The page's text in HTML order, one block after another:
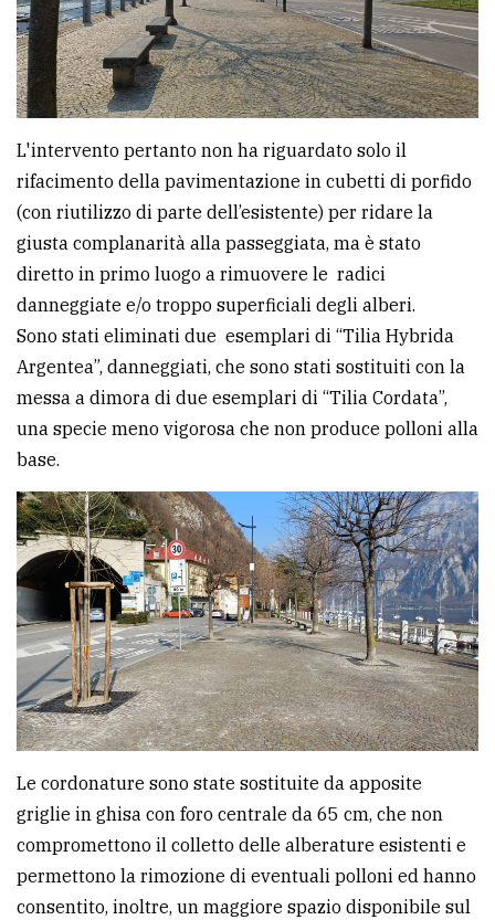
PRIVACY
Privacy
policy
Cookie
policy
L'intervento pertanto non ha riguardato solo il
rifacimento della pavimentazione in cubetti di porfido
(con riutilizzo di parte dell’esistente) per ridare la
giusta complanarità alla passeggiata, ma è stato
diretto in primo luogo a rimuovere le radici
danneggiate e/o troppo superficiali degli alberi.
Sono stati eliminati due esemplari di “Tilia Hybrida
Argentea”, danneggiati, che sono stati sostituiti con la
messa a dimora di due esemplari di “Tilia Cordata”,
una specie meno vigorosa che non produce polloni alla
base.
Le cordonature sono state sostituite da apposite
griglie in ghisa con foro centrale da 65 cm, che non
compromettono il colletto delle alberature esistenti e
permettono la rimozione di eventuali polloni ed hanno
consentito, inoltre, un maggiore spazio disponibile sul